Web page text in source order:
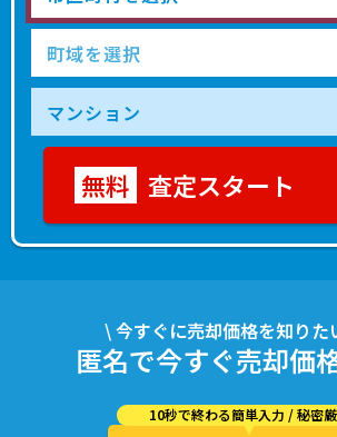
査定スタート
\ 今すぐに売却価格を知りた
匿名で今すぐ売却価
10秒で終わる簡単入力 / 秘密